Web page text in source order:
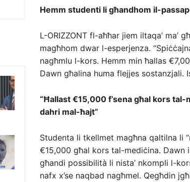
Hemm studenti li għandhom il-
L-ORIZZONT fl-aħħar jiem iltaqa’ ma’
magħhom dwar l-esperjenza.
nagħmlu l-kors. Hemm min ħallas
Dawn għalina huma flejjes sostanzjali.
“Ħallast €15,000 f’sena għal kors tal-
dahri mal-ħajt”
Studenta li tkellmet magħna qaltilna li
€15,000 għal kors tal-mediċina. Dawn
għandi possibilità li nista’ nkompli l-
nafx x’se naqbad nagħmel. Qegħdin